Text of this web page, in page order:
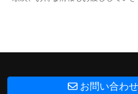
ビ
お問い合わせ